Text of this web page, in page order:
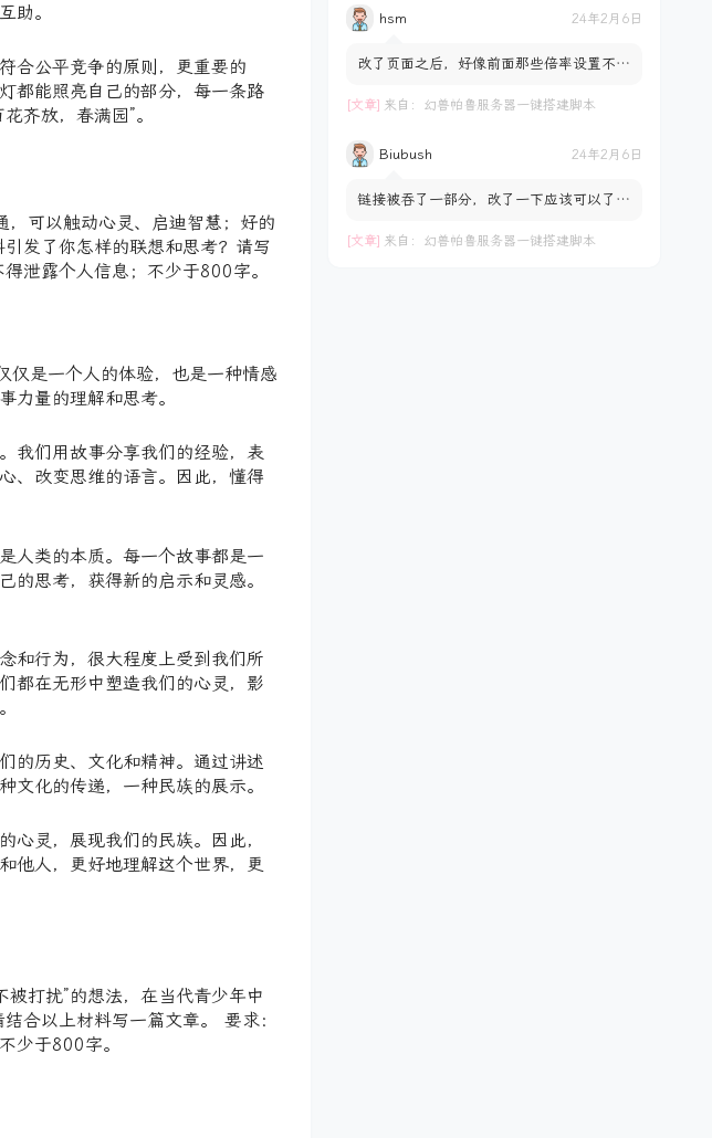
助。
合公平竞争的原则，更重要的
都能照亮自己的部分，每一条路
齐放，春满园”。
可以触动心灵、启迪智慧；好的
发了你怎样的联想和思考？请写
泄露个人信息；不少于800字。
仅是一个人的体验，也是一种情感
力量的理解和思考。
我们用故事分享我们的经验，表
、改变思维的语言。因此，懂得
人类的本质。每一个故事都是一
思考，获得新的启示和灵感。
和行为，很大程度上受到我们所
都在无形中塑造我们的心灵，影
的历史、文化和精神。通过讲述
化的传递，一种民族的展示。
灵，展现我们的民族。因此，
他人，更好地理解这个世界，更
打扰”的想法，在当代青少年中
合以上材料写一篇文章。 要求：
少于800字。
hsm 24年2月6日
改了页面之后，好像前面那些倍率设置不正
[文章] 来自： 幻兽帕鲁服务器一键搭建脚本
Biubush 24年2月6日
链接被吞了一部分，改了一下应该可以了
worldSetting.html
[文章] 来自： 幻兽帕鲁服务器一键搭建脚本